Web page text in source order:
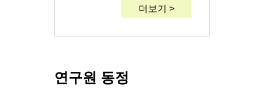
더보기 >
연구원 동정